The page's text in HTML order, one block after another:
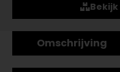
Omschrijving